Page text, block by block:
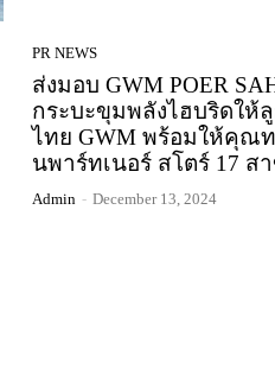
PR NEWS
ส่งมอบ GWM POER
กระบะขุมพลังไฮบริดให้
ไทย GWM พร้อมให้คุณ
นพาร์ทเนอร์ สโตร์ 17 ส
Admin - December 13, 2024